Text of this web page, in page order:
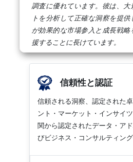
調査に優れています。彼は、大
トを分析して正確な洞察を提
が効果的な市場参入と成長戦
援することに長けています。
信頼性と認証
信頼される洞察、認定された
ント・マーケット・インサイ
関から認定されたデータ・ア
びビジネス・コンサルティング